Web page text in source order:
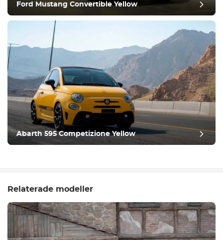
Ford Mustang Convertible Yellow
Abarth 595 Competizione Yellow
Relaterade modeller